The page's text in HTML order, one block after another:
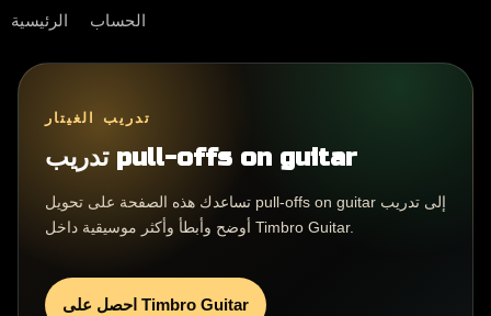
الرئيسية الحساب
تدريب الغيتار
تدريب pull-offs on guitar
تساعدك هذه الصفحة على تحويل pull-offs on guitar إلى تدريب
أوضح وأبطأ وأكثر موسيقية داخل Timbro Guitar.
احصل على Timbro Guitar